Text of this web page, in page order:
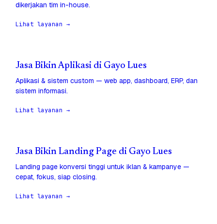
dikerjakan tim in-house.
Lihat layanan →
Jasa Bikin Aplikasi di Gayo Lues
Aplikasi & sistem custom — web app, dashboard, ERP, dan
sistem informasi.
Lihat layanan →
Jasa Bikin Landing Page di Gayo Lues
Landing page konversi tinggi untuk iklan & kampanye —
cepat, fokus, siap closing.
Lihat layanan →